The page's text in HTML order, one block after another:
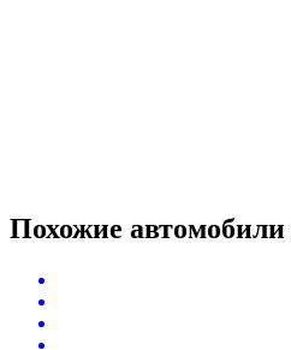
Похожие автомобили